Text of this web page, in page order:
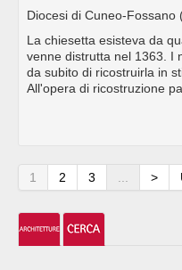
Diocesi di Cuneo-Fossano
La chiesetta esisteva da
venne distrutta nel 1363. I
da subito di ricostruirla in
All'opera di ricostruzione
1 2 3 ... >